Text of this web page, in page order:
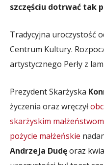
szczęściu dotrwać tak
Tradycyjna uroczystość
Centrum Kultury.
artystycznego Perły z
Prezydent Skarżyska
życzenia oraz wręczył
skarżyskim
pożycie małżeńskie
Andrzeja Dudęoraz